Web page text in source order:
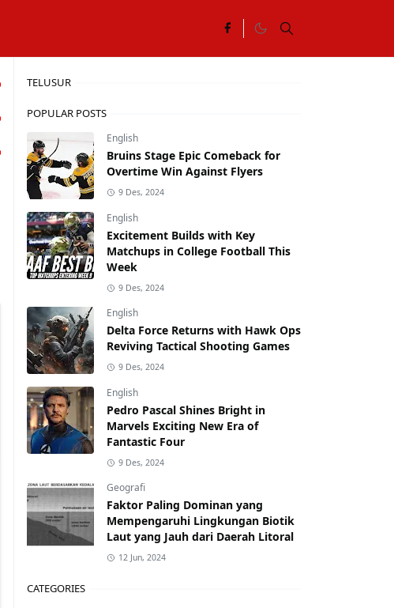
TELUSUR
POPULAR POSTS
English
Bruins Stage Epic Comeback for
Overtime Win Against Flyers
9 Des, 2024
English
Excitement Builds with Key
Matchups in College Football This
Week
9 Des, 2024
English
Delta Force Returns with Hawk Ops
Reviving Tactical Shooting Games
9 Des, 2024
English
Pedro Pascal Shines Bright in
Marvels Exciting New Era of
Fantastic Four
9 Des, 2024
Geografi
Faktor Paling Dominan yang
Mempengaruhi Lingkungan Biotik
Laut yang Jauh dari Daerah Litoral
12 Jun, 2024
CATEGORIES